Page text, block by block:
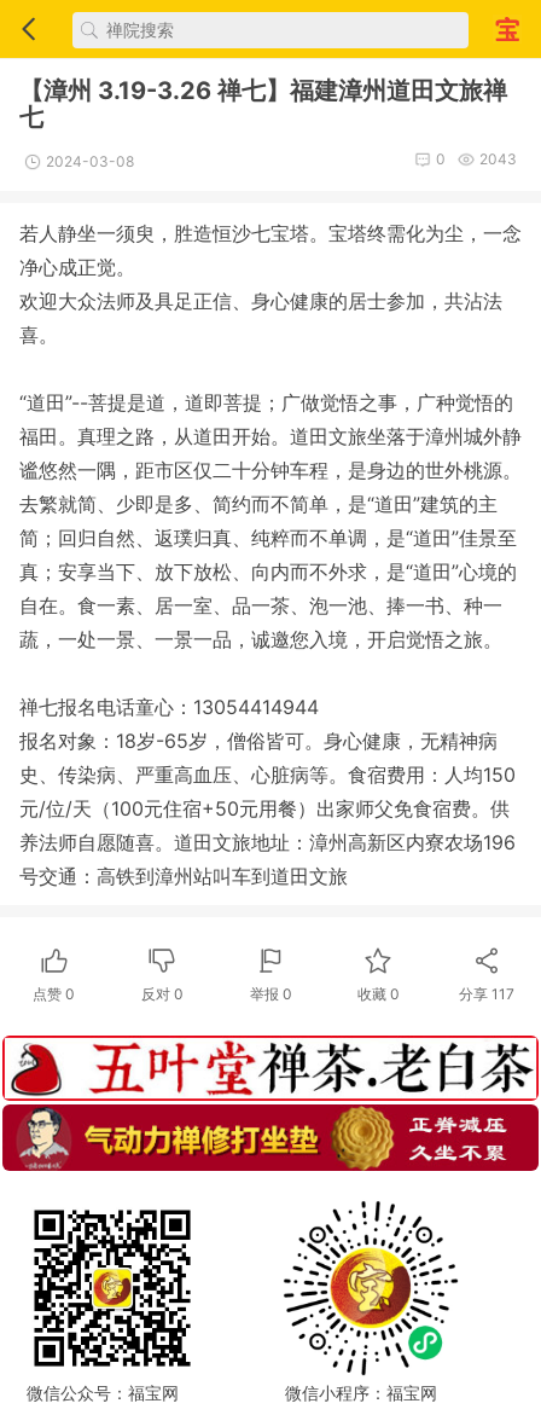
【漳州 3.19-3.26 禅七】福建漳州道田文旅禅
七
2024-03-08 2043
0
若人静坐一须臾，胜造恒沙七宝塔。宝塔终需化为尘，一念
净心成正觉。
欢迎大众法师及具足正信、身心健康的居士参加，共沾法
喜。
“道田”--菩提是道，道即菩提；广做觉悟之事，广种觉悟的
福田。真理之路，从道田开始。道田文旅坐落于漳州城外静
谧悠然一隅，距市区仅二十分钟车程，是身边的世外桃源。
去繁就简、少即是多、简约而不简单，是“道田”建筑的主
简；回归自然、返璞归真、纯粹而不单调，是“道田”佳景至
真；安享当下、放下放松、向内而不外求，是“道田”心境的
自在。食一素、居一室、品一茶、泡一池、捧一书、种一
蔬，一处一景、一景一品，诚邀您入境，开启觉悟之旅。
禅七报名电话童心：13054414944
报名对象：18岁-65岁，僧俗皆可。身心健康，无精神病
史、传染病、严重高血压、心脏病等。食宿费用：人均150
元/位/天（100元住宿+50元用餐）出家师父免食宿费。供
养法师自愿随喜。道田文旅地址：漳州高新区内寮农场196
号交通：高铁到漳州站叫车到道田文旅
点赞0 反对 0 举报 0 收藏 0 分享117
微信公众号：福宝网 微信小程序：福宝网